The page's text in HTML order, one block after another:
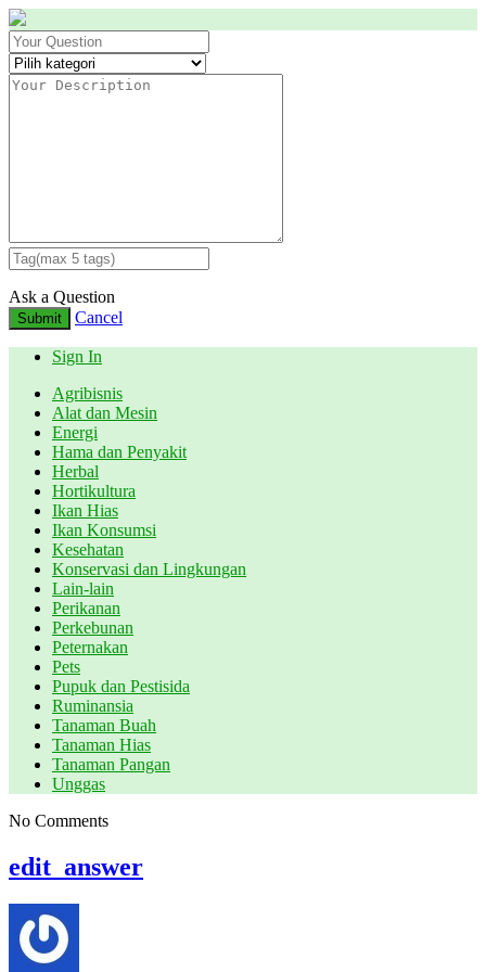
Ask a Question
Submit Cancel
Sign In
Agribisnis
Alat dan Mesin
Energi
Hama dan Penyakit
Herbal
Hortikultura
Ikan Hias
Ikan Konsumsi
Kesehatan
Konservasi dan Lingkungan
Lain-lain
Perikanan
Perkebunan
Peternakan
Pets
Pupuk dan Pestisida
Ruminansia
Tanaman Buah
Tanaman Hias
Tanaman Pangan
Unggas
No Comments
edit_answer